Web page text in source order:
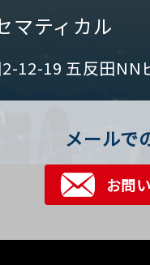
マティカル
12-19 五反田NN
メールで
お問